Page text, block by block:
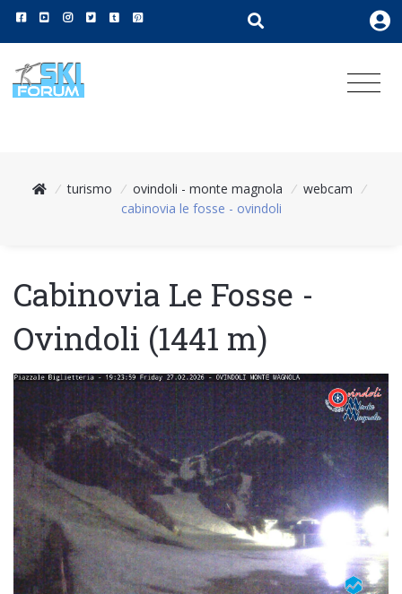
/ turismo / ovindoli - monte magnola / webcam /
cabinovia le fosse - ovindoli
Cabinovia Le Fosse -
Ovindoli (1441 m)